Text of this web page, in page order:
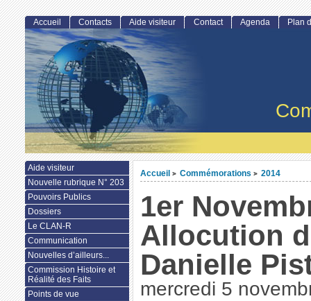
Accueil > Commémorations > 2014
1er
Allocution
Danielle
mercredi 5
Accueil Contacts Aide visiteur Contact Agenda Plan
Aide visiteur
Nouvelle rubrique N° 203
Pouvoirs Publics
Dossiers
Le CLAN-R
Communication
Nouvelles d’ailleurs...
Commission Histoire et
Réalité des Faits
Points de vue